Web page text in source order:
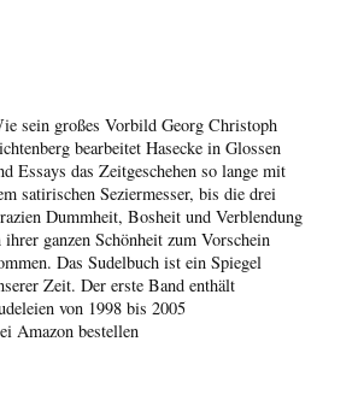
sein großes Vorbild Georg Christoph
bearbeitet Hasecke in Glossen
Essays das Zeitgeschehen so lange mit
satirischen Seziermesser, bis die drei
Dummheit, Bosheit und Verblendung
ihrer ganzen Schönheit zum Vorschein
Das Sudelbuch ist ein Spiegel
Zeit. Der erste Band enthält
von 1998 bis 2005
Amazon bestellen